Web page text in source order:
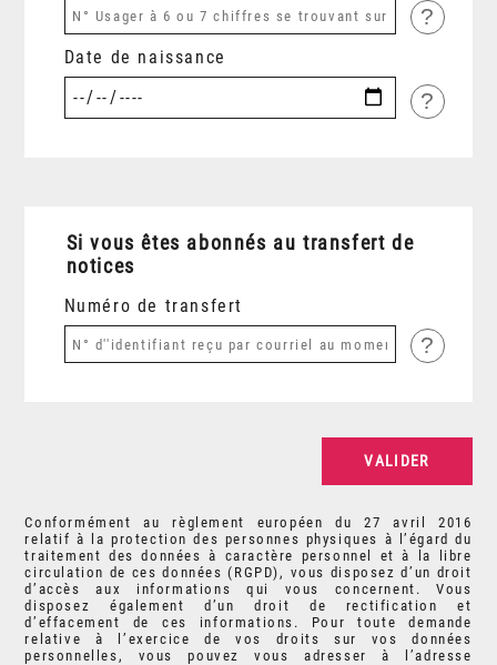
?
Date de naissance
?
Si vous êtes abonnés au transfert de
notices
Numéro de transfert
?
Conformément au règlement européen du 27 avril 2016
relatif à la protection des personnes physiques à l’égard du
traitement des données à caractère personnel et à la libre
circulation de ces données (RGPD), vous disposez d’un droit
d’accès aux informations qui vous concernent. Vous
disposez également d’un droit de rectification et
d’effacement de ces informations. Pour toute demande
relative à l’exercice de vos droits sur vos données
personnelles, vous pouvez vous adresser à l’adresse